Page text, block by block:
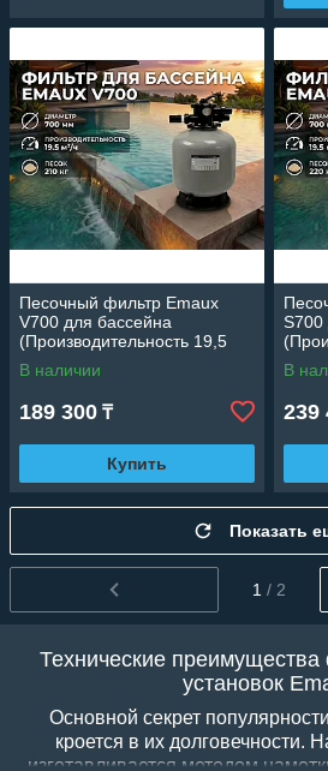
Песочный фильтр Emaux
V700 для бассейна
(Производительность 19,5
м3/ч, стекловолокно,
диаметр 700 мм)
В наличии
189 300 ₸
Купить
S700
м3/ч,
В
239
Показать
1 / 2
Технические
установок
Основной секрет
кроется в их долговечности.
изготавливается методом